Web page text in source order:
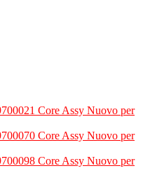
Core Assy Nuovo per
Core Assy Nuovo per
Core Assy Nuovo per